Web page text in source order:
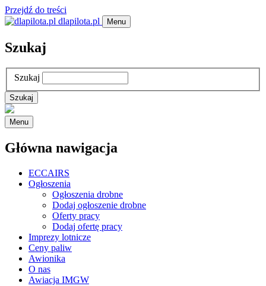
Przejdź do treści
dlapilota.pl
Menu
Szukaj
Szukaj
Menu
Główna nawigacja
ECCAIRS
Ogłoszenia
Ogłoszenia drobne
Dodaj ogłoszenie drobne
Oferty pracy
Dodaj ofertę pracy
Imprezy lotnicze
Ceny paliw
Awionika
O nas
Awiacja IMGW